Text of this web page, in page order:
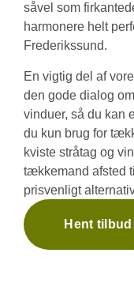
såvel som
harmonere helt
Frederikssund.
En vigtig del af
den gode dialog
vinduer, så du kan
du kun brug for
kviste stråtag og
tækkemand afsted
prisvenligt
Hent tilbud